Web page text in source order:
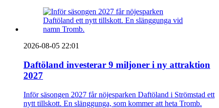
2026-08-05 22:01
Daftöland investerar 9 miljoner i ny attraktion
2027
Inför säsongen 2027 får nöjesparken Daftöland i Strömstad ett
nytt tillskott. En slänggunga, som kommer att heta Tromb.